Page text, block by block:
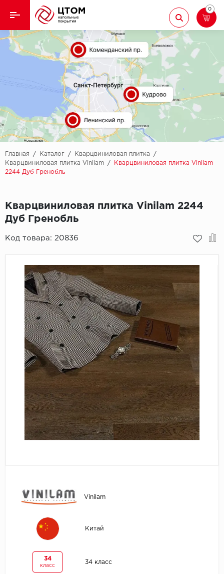
Назад
Кварцвиниловая плитка
Назад
Aberhof
Adelar
Alfa
AllureFloor
Bonkeel
Classen
CorkArt Vinyl
CronaFloor
Damy Floor
Decoria
Dolce Flooring
ECO Parquet
Ламинат
Ковролин
Линолеум
Паркет
Паркетная доска
Подложка
Пробковое покрытие
0
Главная / Каталог / Кварцвиниловая плитка
/
Кварцвиниловая плитка Vinilam
/
Кварцвиниловая плитка Vinilam
2244 Дуб Гренобль
Кварцвиниловая плитка Vinilam 2244
Дуб Гренобль
Код товара: 20836
Vinilam
Китай
34
класс
34 класс